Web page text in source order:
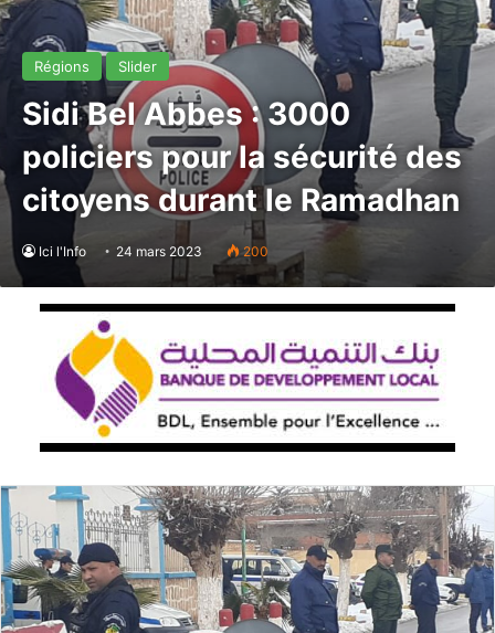
Régions Slider
Sidi Bel Abbes : 3000
policiers pour la sécurité des
citoyens durant le Ramadhan
Ici l'Info 24 mars 2023 200